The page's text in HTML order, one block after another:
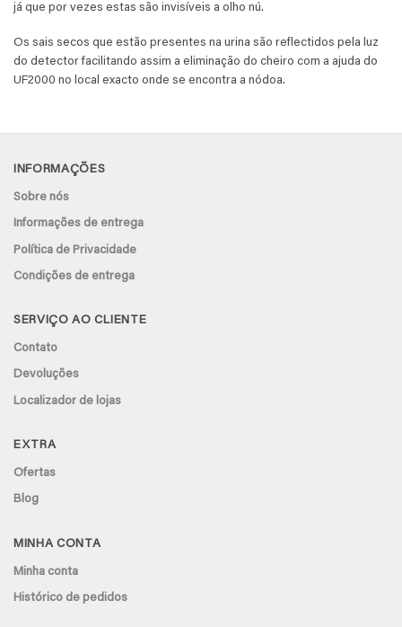
já que por vezes estas são invisíveis a olho nú.
Os sais secos que estão presentes na urina são reflectidos pela luz
do detector facilitando assim a eliminação do cheiro com a ajuda do
UF2000 no local exacto onde se encontra a nódoa.
INFORMAÇÕES
Sobre nós
Informações de entrega
Política de Privacidade
Condições de entrega
SERVIÇO AO CLIENTE
Contato
Devoluções
Localizador de lojas
EXTRA
Ofertas
Blog
MINHA CONTA
Minha conta
Histórico de pedidos